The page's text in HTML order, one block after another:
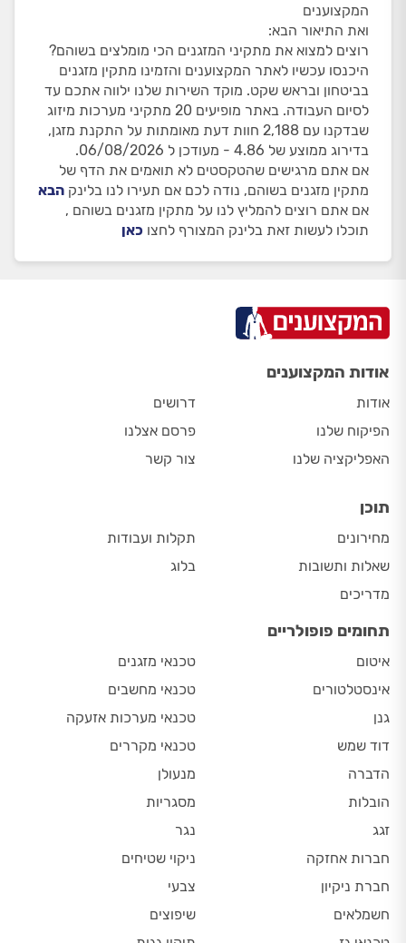
המקצוענים
ואת התיאור הבא:
רוצים למצוא את מתקיני המזגנים הכי מומלצים בשוהם?
היכנסו עכשיו לאתר המקצוענים והזמינו מתקין מזגנים
בביטחון ובראש שקט. מוקד השירות שלנו ילווה אתכם עד
לסיום העבודה. באתר מופיעים 20 מתקיני מערכות מיזוג
שבדקנו עם 2,188 חוות דעת מאומתות על התקנת מזגן,
בדירוג ממוצע של 4.86 - מעודכן ל 06/08/2026.
אם אתם מרגישים שהטקסטים לא תואמים את הדף של
מתקין מזגנים בשוהם, נודה לכם אם תעירו לנו בלינק הבא
אם אתם רוצים להמליץ לנו על מתקין מזגנים בשוהם ,
תוכלו לעשות זאת בלינק המצורף לחצו כאן
אודות המקצוענים
אודות
הפיקוח שלנו
האפליקציה שלנו
דרושים
פרסם אצלנו
צור קשר
תוכן
מחירונים
שאלות ותשובות
מדריכים
תקלות ועבודות
בלוג
תחומים פופולריים
איטום
אינסטלטורים
גנן
דוד שמש
הדברה
הובלות
זגג
חברות אחזקה
חברת ניקיון
חשמלאים
טכנאי מזגנים
טכנאי מחשבים
טכנאי מערכות אזעקה
טכנאי מקררים
מנעולן
מסגריות
נגר
ניקוי שטיחים
צבעי
שיפוצים